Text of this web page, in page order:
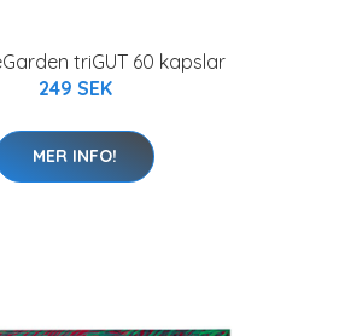
triGUT 60 kapslar
249 SEK
MER INFO!